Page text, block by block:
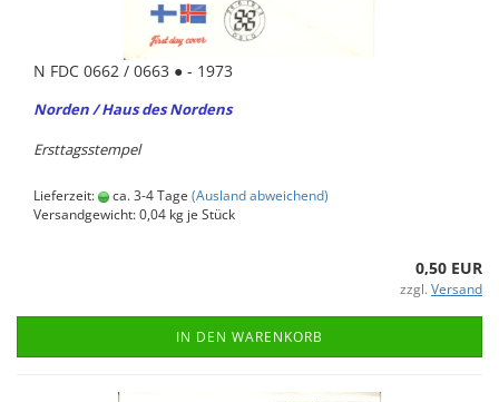
N FDC 0662 / 0663 ● - 1973
Nor­den / Haus des Nor­dens
Erst­tags­stem­pel
Lieferzeit: ca. 3-4 Tage (Ausland abweichend)
Versandgewicht:0,04 kg je Stück
0,50 EUR
zzgl. Versand
IN DEN WARENKORB